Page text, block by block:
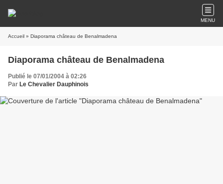
MENU
Accueil » Diaporama château de Benalmadena
Diaporama château de Benalmadena
Publié le 07/01/2004 à 02:26
Par Le Chevalier Dauphinois